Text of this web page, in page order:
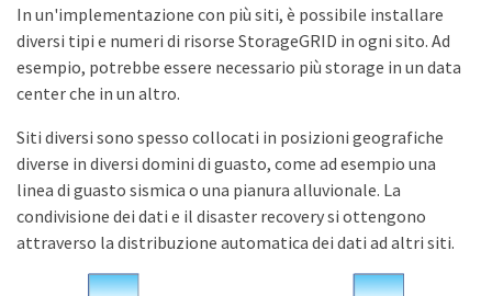
In un'implementazione con più siti, è possibile installare
diversi tipi e numeri di risorse StorageGRID in ogni sito. Ad
esempio, potrebbe essere necessario più storage in un data
center che in un altro.
Siti diversi sono spesso collocati in posizioni geografiche
diverse in diversi domini di guasto, come ad esempio una
linea di guasto sismica o una pianura alluvionale. La
condivisione dei dati e il disaster recovery si ottengono
attraverso la distribuzione automatica dei dati ad altri siti.